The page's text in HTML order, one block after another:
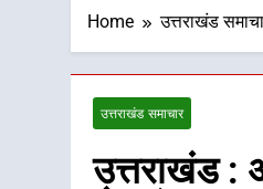
Home उत्तराखंड
उत्तराखंड समाचार
उत्तराखंड :